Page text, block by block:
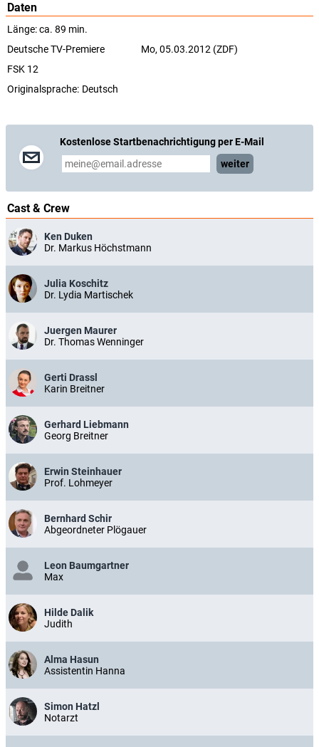
Daten
Länge: ca. 89 min.
Deutsche TV-Premiere
Mo, 05.03.2012 (ZDF)
FSK 12
Originalsprache: Deutsch
Kostenlose Startbenachrichtigung per E-Mail
weiter
Cast & Crew
Ken Duken
Dr. Markus Höchstmann
Julia Koschitz
Dr. Lydia Martischek
Juergen Maurer
Dr. Thomas Wenninger
Gerti Drassl
Karin Breitner
Gerhard Liebmann
Georg Breitner
Erwin Steinhauer
Prof. Lohmeyer
Bernhard Schir
Abgeordneter Plögauer
Leon Baumgartner
Max
Hilde Dalik
Judith
Alma Hasun
Assistentin Hanna
Simon Hatzl
Notarzt